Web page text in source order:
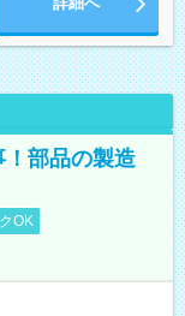
部品の製造
OK